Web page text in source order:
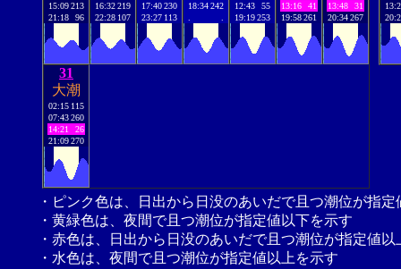
15:09213
21:18
96
16:32219
22:28 107
17:40230
23:27 113
18:34242
12:43
55
19:19253
13:16
41
19:58261
13:48
31
20:34267
31
大潮
02:15 115
07:43260
14:21
26
21:09270
・ピンク色は、日出から日没のあいだで且つ潮位が指
・黄緑色は、夜間で且つ潮位が指定値以下を示す
・赤色は、日出から日没のあいだで且つ潮位が指定値以
・水色は、夜間で且つ潮位が指定値以上を示す